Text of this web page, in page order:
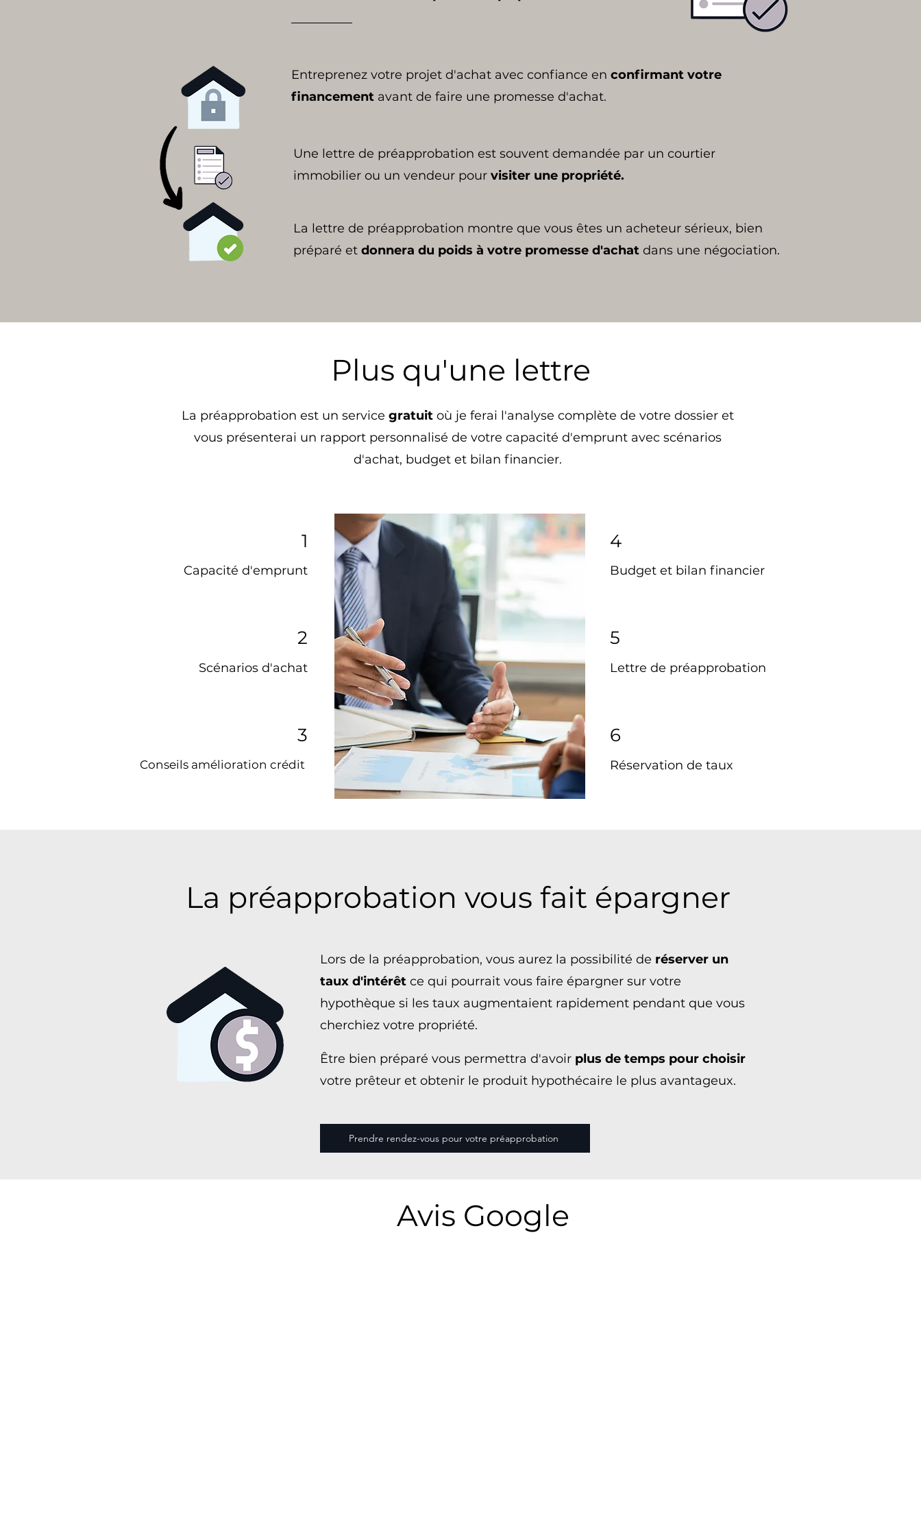
Entreprenez votre projet d'achat avec confiance en confirmant votre
financement avant de faire une promesse d'achat.
Une lettre de préapprobation est souvent demandée par un courtier
immobilier ou un vendeur pour visiter une propriété.
La lettre de préapprobation montre que vous êtes un acheteur sérieux, bien
préparé et donnera du poids à votre promesse d'achat dans une négociation.
Plus qu'une lettre
La préapprobation est un service gratuitoù je ferai l'analyse complète de votre dossier et
vous présenterai un rapport personnalisé de votre capacité d'emprunt avec scénarios
d'achat, budget et bilan financier.
1
Capacité d'emprunt
2
Scénarios d'achat
3
Conseils amélioration crédit
4
Budget et bilan financier
5
Lettre de préapprobation
6
Réservation de taux
La préapprobation vous fait épargner
Lors de la préapprobation, vous aurez la possibilité de réserver un
taux d'intérêt ce qui pourrait vous faire épargner sur votre
hypothèque si les taux augmentaient rapidement pendant que vous
cherchiez votre propriété.
​Être bien préparé vous permettra d'avoir plus de temps pour choisir
votre prêteur et obtenir le produit hypothécaire le plus avantageux.
Prendre rendez-vous pour votre préapprobation
Avis Google